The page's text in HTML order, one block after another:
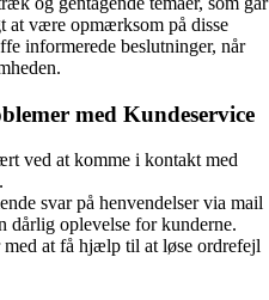
at være opmærksom på disse
informerede beslutninger, når
med Kundeservice
ved at komme i kontakt med
svar på henvendelser via mail
dårlig oplevelse for kunderne.
at få hjælp til at løse ordrefejl